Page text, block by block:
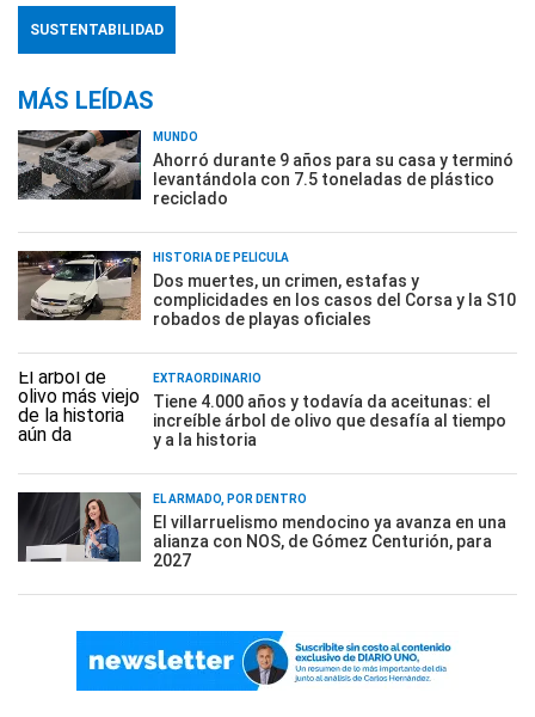
SUSTENTABILIDAD
MÁS LEÍDAS
MUNDO
Ahorró durante 9 años para su casa y terminó
levantándola con 7.5 toneladas de plástico
reciclado
HISTORIA DE PELÍCULA
Dos muertes, un crimen, estafas y
complicidades en los casos del Corsa y la S10
robados de playas oficiales
EXTRAORDINARIO
Tiene 4.000 años y todavía da aceitunas: el
increíble árbol de olivo que desafía al tiempo
y a la historia
EL ARMADO, POR DENTRO
El villarruelismo mendocino ya avanza en una
alianza con NOS, de Gómez Centurión, para
2027